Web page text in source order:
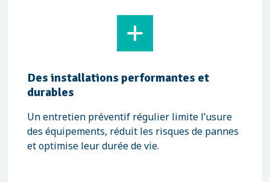
Des installations performantes et
durables
Un entretien préventif régulier limite l’usure
des équipements, réduit les risques de pannes
et optimise leur durée de vie.